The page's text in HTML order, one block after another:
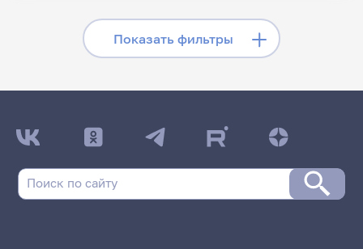
Показать фильтры
Скрыть фильтры
Поиск по рубрикам